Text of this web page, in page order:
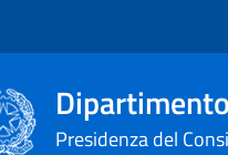
Presidenza del